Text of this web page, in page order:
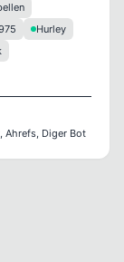
Hurley
Ahrefs, Diger Bot